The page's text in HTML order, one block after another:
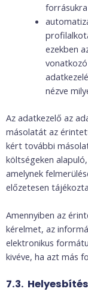
ezekben
nézve
Az adatkezelő az
másolatát az
kért további
költségeken
amelynek
előzetesen
Amennyiben az
kérelmet, az
elektronikus
kivéve, ha azt más
7.3.